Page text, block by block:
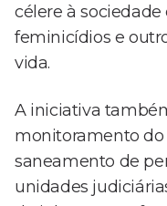
célere à
feminicídios e
vida.
A iniciativa
monitoramento do
saneamento de
unidades